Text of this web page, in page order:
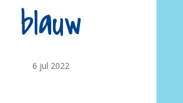
blauw
6 jul 2022